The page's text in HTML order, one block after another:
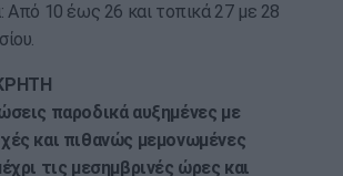
Από 10 έως 26 και τοπικά 27 με 28
παροδικά αυξημένες με
και πιθανώς μεμονωμένες
τις μεσημβρινές ώρες και